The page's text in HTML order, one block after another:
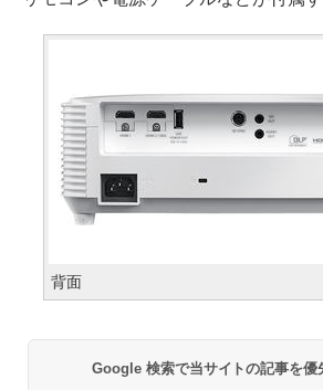
背面
Google 検索で当サイトの記事を優